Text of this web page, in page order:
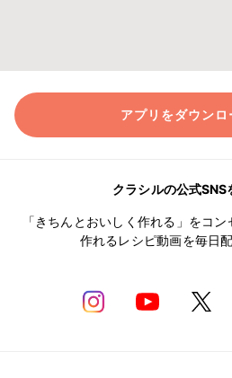
アプリをダウンロ
クラシルの公式SNS
「きちんとおいしく作れる」をコ
作れるレシピ動画を毎日